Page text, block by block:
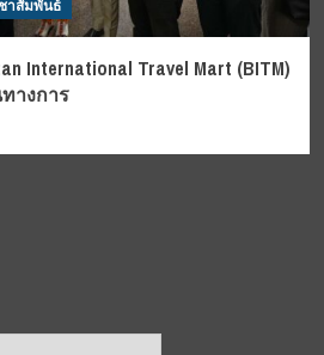
าสัมพันธ์
International Travel Mart (BITM)
ทางการ